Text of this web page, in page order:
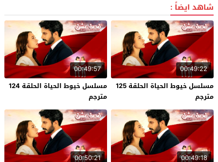
شاهد ايضاً :
00:49:22
مسلسل خيوط الحياة الحلقة 125
مترجم
00:49:57
مسلسل خيوط الحياة الحلقة 124
مترجم
00:49:18
00:50:21